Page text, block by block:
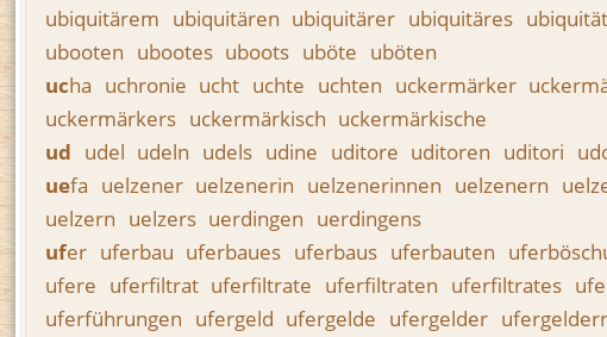
ubiquitärem ubiquitären ubiquitärer ubiquitäres ubiquität
ubooten ubootes uboots uböte uböten
ucha uchronie ucht uchte uchten uckermärker
uckermärkers uckermärkisch uckermärkische
ud udel udeln udels udine uditore uditoren uditori
uefa uelzener uelzenerin uelzenerinnen uelzenern
uelzern uelzers uerdingen uerdingens
ufer uferbau uferbaues uferbaus uferbauten
ufere uferfiltrat uferfiltrate uferfiltraten uferfiltrates
uferführungen ufergeld ufergelde ufergelder